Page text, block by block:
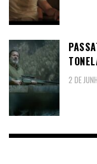
2 DE